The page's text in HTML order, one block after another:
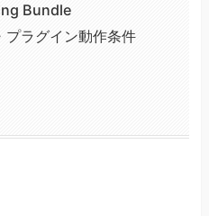
Bundle
ラグイン動作条件